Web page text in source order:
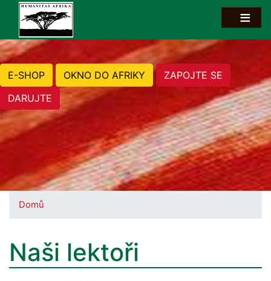
E-SHOP OKNO DO AFRIKY
ZAPOJTE SE
DARUJTE
Domů
Naši lektoři